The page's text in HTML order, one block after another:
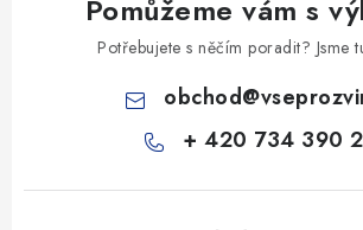
Pomůžeme vám s
Potřebujete s něčím poradit? Jsme
obchod@
+ 420 734 390